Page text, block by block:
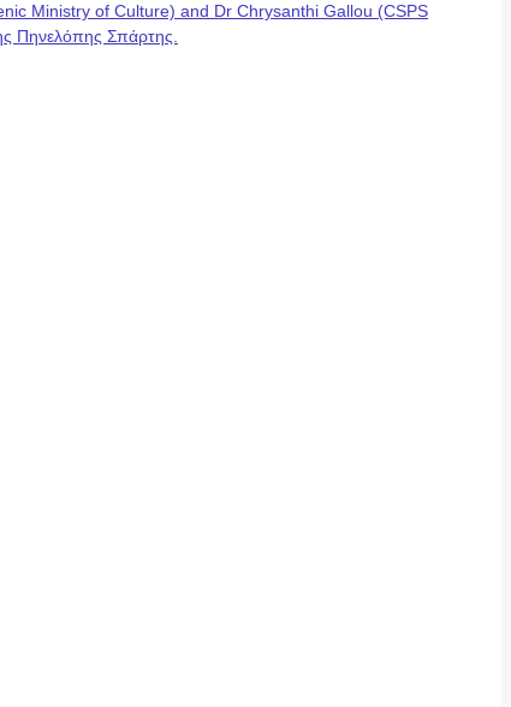
Ministry of Culture) and Dr Chrysanthi Gallou (CSPS
Πηνελόπης Σπάρτης.